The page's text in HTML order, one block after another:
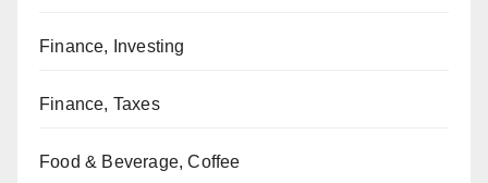
Finance, Investing
Finance, Taxes
Food & Beverage, Coffee